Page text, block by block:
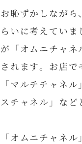
お恥ずかしなが
らいに考えてい
が「オムニチャ
されます。お店
「マルチチャネ
スチャネル」な
「オムニチャネ